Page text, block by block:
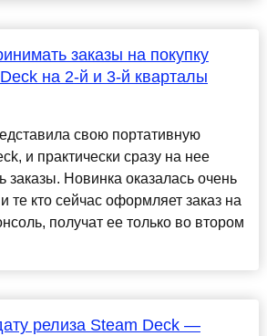
заказы на покупку
на 2-й и 3-й кварталы
свою портативную
и практически сразу на нее
заказы. Новинка оказалась очень
те кто сейчас оформляет заказ на
получат ее только во втором
релиза Steam Deck —